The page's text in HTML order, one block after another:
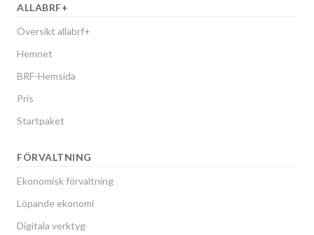
ALLABRF+
Översikt allabrf+
Hemnet
BRF-Hemsida
Pris
Startpaket
FÖRVALTNING
Ekonomisk förvaltning
Löpande ekonomi
Digitala verktyg